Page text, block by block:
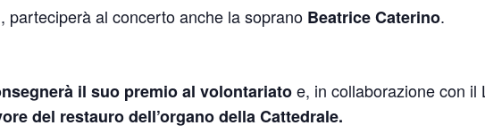
, parteciperà al concerto anche la soprano Beatrice Caterino.
il suo premio al volontariatoe, in collaborazione con il
del restauro dell’organo della Cattedrale.